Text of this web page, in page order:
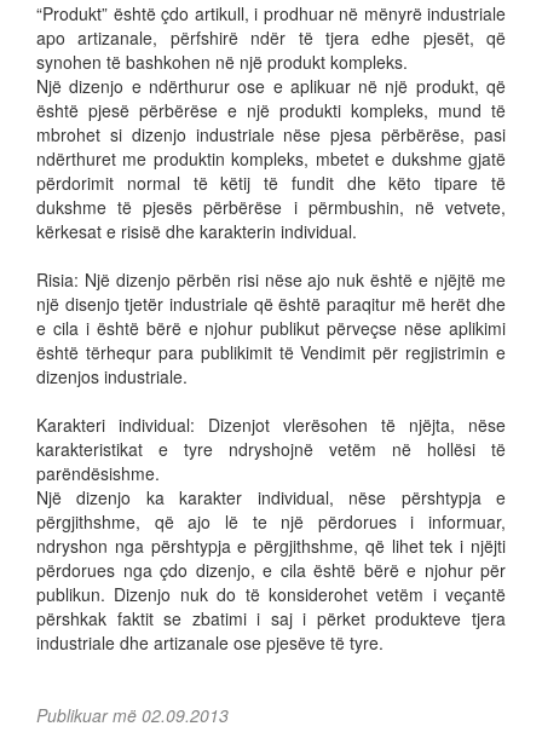
“Produkt” është çdo artikull, i prodhuar në mënyrë industriale
apo artizanale, përfshirë ndër të tjera edhe pjesët, që
synohen të bashkohen në një produkt kompleks.
Një dizenjo e ndërthurur ose e aplikuar në një produkt, që
është pjesë përbërëse e një produkti kompleks, mund të
mbrohet si dizenjo industriale nëse pjesa përbërëse, pasi
ndërthuret me produktin kompleks, mbetet e dukshme gjatë
përdorimit normal të këtij të fundit dhe këto tipare të
dukshme të pjesës përbërëse i përmbushin, në vetvete,
kërkesat e risisë dhe karakterin individual.
Risia: Një dizenjo përbën risi nëse ajo nuk është e njëjtë me
një disenjo tjetër industriale që është paraqitur më herët dhe
e cila i është bërë e njohur publikut përveçse nëse aplikimi
është tërhequr para publikimit të Vendimit për regjistrimin e
dizenjos industriale.
Karakteri individual: Dizenjot vlerësohen të njëjta, nëse
karakteristikat e tyre ndryshojnë vetëm në hollësi të
parëndësishme.
Një dizenjo ka karakter individual, nëse përshtypja e
përgjithshme, që ajo lë te një përdorues i informuar,
ndryshon nga përshtypja e përgjithshme, që lihet tek i njëjti
përdorues nga çdo dizenjo, e cila është bërë e njohur për
publikun. Dizenjo nuk do të konsiderohet vetëm i veçantë
përshkak faktit se zbatimi i saj i përket produkteve tjera
industriale dhe artizanale ose pjesëve të tyre.
Publikuar më 02.09.2013